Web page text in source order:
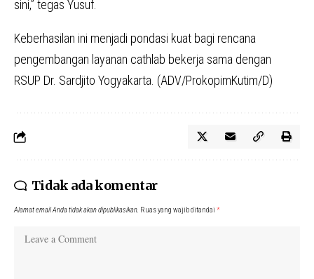
sini,” tegas Yusuf.
Keberhasilan ini menjadi pondasi kuat bagi rencana
pengembangan layanan cathlab bekerja sama dengan
RSUP Dr. Sardjito Yogyakarta. (ADV/ProkopimKutim/D)
Tidak ada komentar
Alamat email Anda tidak akan dipublikasikan. Ruas yang wajib ditandai *